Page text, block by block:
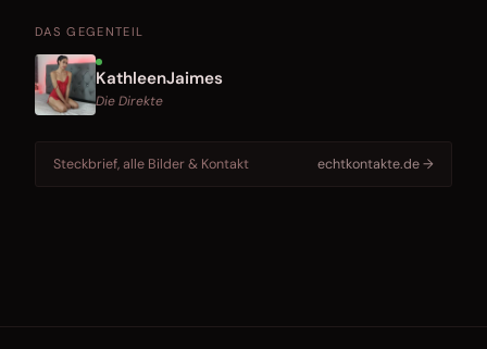
DAS GEGENTEIL
KathleenJaimes
Die Direkte
Steckbrief, alle Bilder & Kontakt echtkontakte.de →